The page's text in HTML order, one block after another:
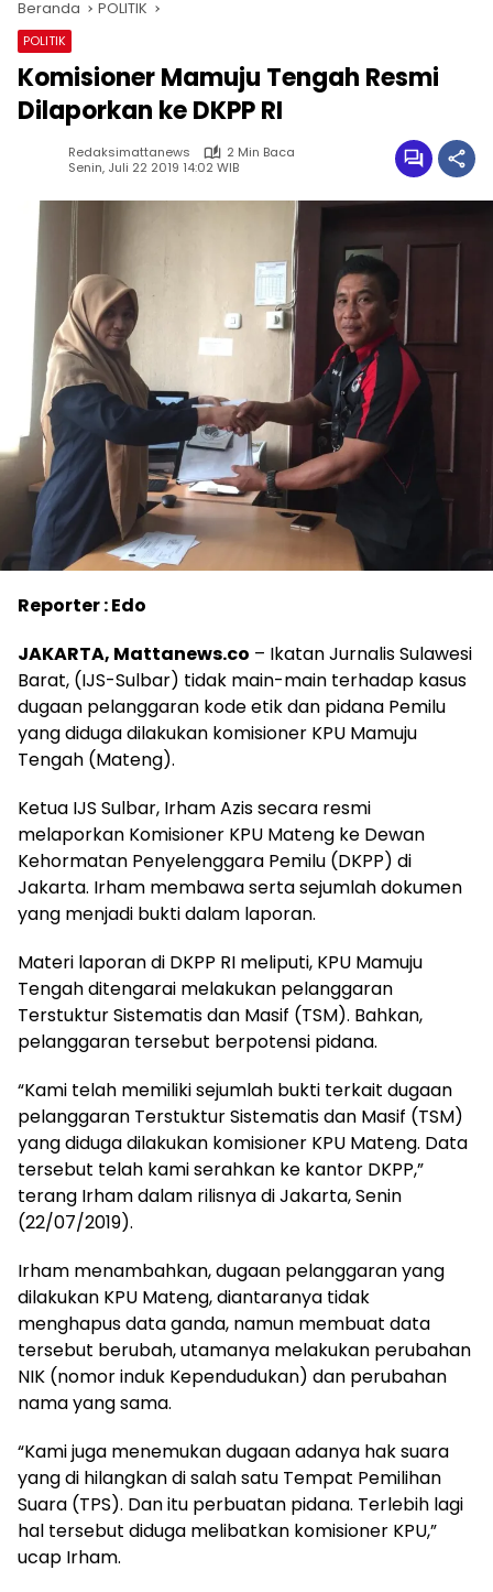
Beranda POLITIK
POLITIK
Komisioner Mamuju Tengah Resmi
Dilaporkan ke DKPP RI
Redaksimattanews
2 Min Baca
Senin, Juli 22 2019 14:02 WIB
Reporter : Edo
JAKARTA, Mattanews.co – Ikatan Jurnalis Sulawesi
Barat, (IJS-Sulbar) tidak main-main terhadap kasus
dugaan pelanggaran kode etik dan pidana Pemilu
yang diduga dilakukan komisioner KPU Mamuju
Tengah (Mateng).
Ketua IJS Sulbar, Irham Azis secara resmi
melaporkan Komisioner KPU Mateng ke Dewan
Kehormatan Penyelenggara Pemilu (DKPP) di
Jakarta. Irham membawa serta sejumlah dokumen
yang menjadi bukti dalam laporan.
Materi laporan di DKPP RI meliputi, KPU Mamuju
Tengah ditengarai melakukan pelanggaran
Terstuktur Sistematis dan Masif (TSM). Bahkan,
pelanggaran tersebut berpotensi pidana.
“Kami telah memiliki sejumlah bukti terkait dugaan
pelanggaran Terstuktur Sistematis dan Masif (TSM)
yang diduga dilakukan komisioner KPU Mateng. Data
tersebut telah kami serahkan ke kantor DKPP,”
terang Irham dalam rilisnya di Jakarta, Senin
(22/07/2019).
Irham menambahkan, dugaan pelanggaran yang
dilakukan KPU Mateng, diantaranya tidak
menghapus data ganda, namun membuat data
tersebut berubah, utamanya melakukan perubahan
NIK (nomor induk Kependudukan) dan perubahan
nama yang sama.
“Kami juga menemukan dugaan adanya hak suara
yang di hilangkan di salah satu Tempat Pemilihan
Suara (TPS). Dan itu perbuatan pidana. Terlebih lagi
hal tersebut diduga melibatkan komisioner KPU,”
ucap Irham.